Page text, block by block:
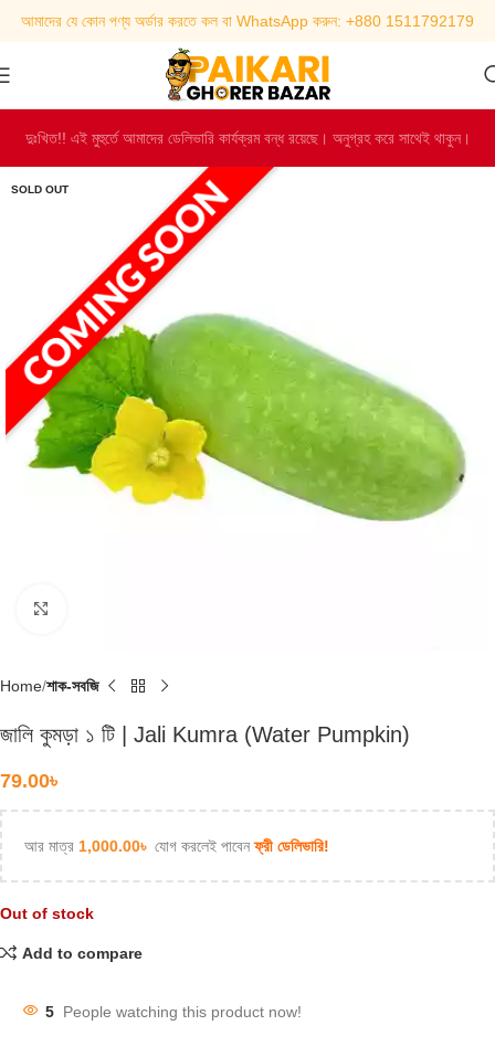
আমাদের যে কোন পণ্য অর্ডার করতে কল বা WhatsApp করুন: +880 1511792179
দুঃখিত!! এই মুহুর্তে আমাদের ডেলিভারি কার্যক্রম বন্ধ রয়েছে। অনুগ্রহ করে সাথেই থাকুন।
SOLD OUT
Home শাক-সবজি
জালি কুমড়া ১ টি | Jali Kumra (Water Pumpkin)
79.00৳
আর মাত্র 1,000.00৳ যোগ করলেই পাবেনফ্রী ডেলিভারি!
Out of stock
Add to compare
5 People watching this product now!